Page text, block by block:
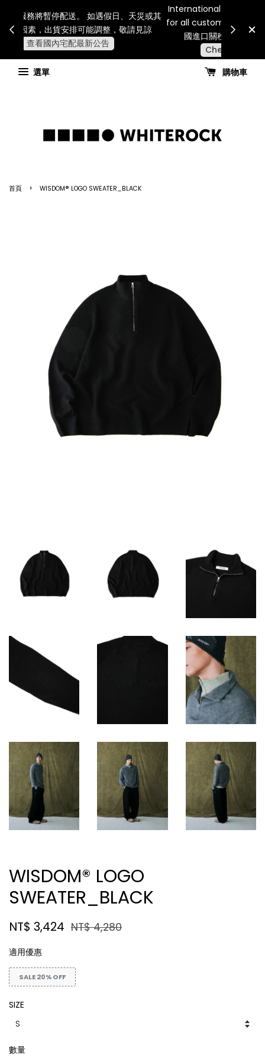
連假期間宅配服務將暫停配送。 如遇假日、天災或其
他不可抗力因素，出貨安排可能調整，敬請見諒
查看國內宅配最新公告
for all
國
選單
購物車
首頁 › WISDOM® LOGO SWEATER_BLACK
WISDOM® LOGO
SWEATER_BLACK
NT$ 3,424 NT$ 4,280
適用優惠
SALE 20% OFF
SIZE
數量